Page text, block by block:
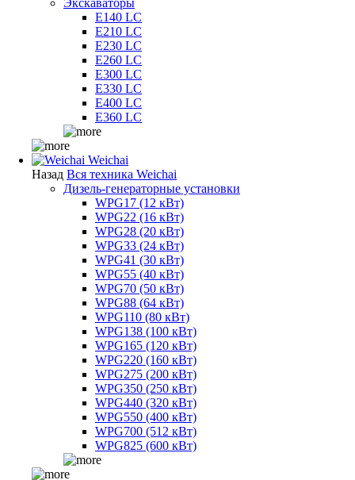
E140 LC
E210 LC
E230 LC
E260 LC
E300 LC
E330 LC
E400 LC
E360 LC
Weichai
Назад Вся техника Weichai
Дизель-генераторные установки
WPG17 (12 кВт)
WPG22 (16 кВт)
WPG28 (20 кВт)
WPG33 (24 кВт)
WPG41 (30 кВт)
WPG55 (40 кВт)
WPG70 (50 кВт)
WPG88 (64 кВт)
WPG110 (80 кВт)
WPG138 (100 кВт)
WPG165 (120 кВт)
WPG220 (160 кВт)
WPG275 (200 кВт)
WPG350 (250 кВт)
WPG440 (320 кВт)
WPG550 (400 кВт)
WPG700 (512 кВт)
WPG825 (600 кВт)